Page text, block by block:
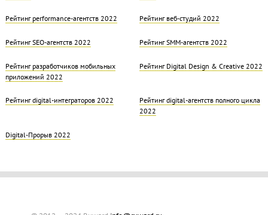
Рейтинг performance-агентств 2022 Рейтинг веб-студий 2022
Рейтинг SEO-агентств 2022 Рейтинг SMM-агентств 2022
Рейтинг разработчиков мобильных
приложений 2022
Рейтинг Digital Design & Creative 2022
Рейтинг digital-интеграторов 2022
Рейтинг digital-агентств полного цикла
2022
Digital-Прорыв 2022